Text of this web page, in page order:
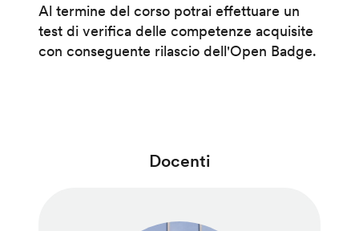
Al termine del corso potrai effettuare un
test di verifica delle competenze acquisite
con conseguente rilascio dell'Open Badge.
Docenti